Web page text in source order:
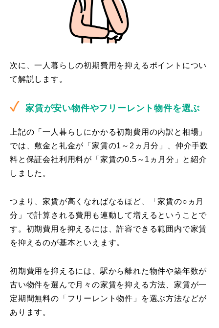
次に、一人暮らしの初期費用を抑えるポイントについ
て解説します。
家賃が安い物件やフリーレント物件を選ぶ
上記の「一人暮らしにかかる初期費用の内訳と相場」
では、敷金と礼金が「家賃の1～2ヵ月分」、仲介手数
料と保証会社利用料が「家賃の0.5～1ヵ月分」と紹介
しました。
つまり、家賃が高くなればなるほど、「家賃の○ヵ月
分」で計算される費用も連動して増えるということで
す。初期費用を抑えるには、許容できる範囲内で家賃
を抑えるのが基本といえます。
初期費用を抑えるには、駅から離れた物件や築年数が
古い物件を選んで月々の家賃を抑える方法、家賃が一
定期間無料の「フリーレント物件」を選ぶ方法などが
あります。